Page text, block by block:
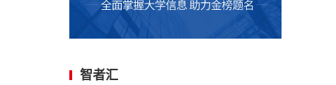
智者汇